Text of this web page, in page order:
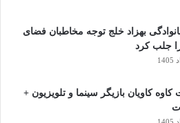
بهزاد خلج توجه مخاطبان فضای
جلب کرد
کاویان بازیگر سینما و تلویزیون +